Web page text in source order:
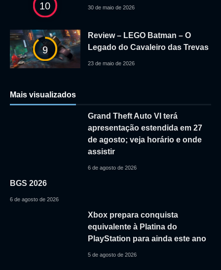
10 30 de maio de 2026
9
Review – LEGO Batman – O
Legado do Cavaleiro das Trevas
23 de maio de 2026
Mais visualizados
Grand Theft Auto VI terá
apresentação estendida em 27
de agosto; veja horário e onde
assistir
6 de agosto de 2026
BGS 2026
6 de agosto de 2026
Xbox prepara conquista
equivalente à Platina do
PlayStation para ainda este ano
5 de agosto de 2026